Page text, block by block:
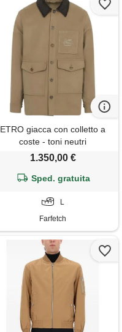
ETRO giacca con colletto a
coste - toni neutri
1.350,00 €
Sped. gratuita
L
Farfetch